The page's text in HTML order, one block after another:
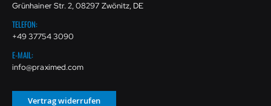
Grünhainer Str. 2, 08297 Zwönitz, DE
TELEFON:
+49 37754 3090
E-MAIL:
info@praximed.com
Vertrag widerrufen